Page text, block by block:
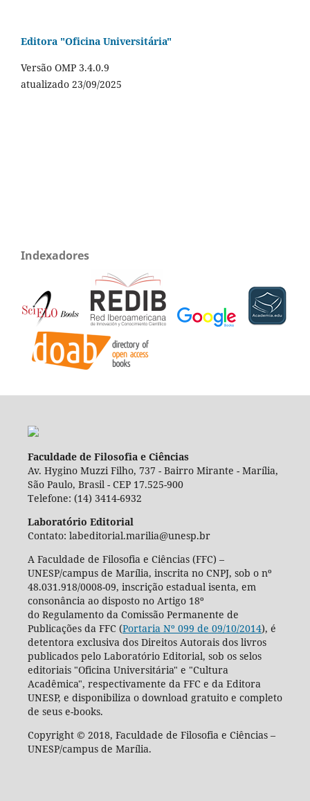
Editora "Oficina Universitária"
Versão OMP 3.4.0.9
atualizado 23/09/2025
Indexadores
Faculdade de Filosofia e Ciências
Av. Hygino Muzzi Filho, 737 - Bairro Mirante - Marília,
São Paulo, Brasil - CEP 17.525-900
Telefone: (14) 3414-6932
Laboratório Editorial
Contato: labeditorial.marilia@unesp.br
A Faculdade de Filosofia e Ciências (FFC) –
UNESP/campus de Marília, inscrita no CNPJ, sob o nº
48.031.918/0008-09, inscrição estadual isenta, em
consonância ao disposto no Artigo 18º
do Regulamento da Comissão Permanente de
Publicações da FFC (Portaria Nº 099 de 09/10/2014), é
detentora exclusiva dos Direitos Autorais dos livros
publicados pelo Laboratório Editorial, sob os selos
editoriais "Oficina Universitária" e "Cultura
Acadêmica", respectivamente da FFC e da Editora
UNESP, e disponibiliza o download gratuito e completo
de seus e-books.
Copyright © 2018, Faculdade de Filosofia e Ciências –
UNESP/campus de Marília.